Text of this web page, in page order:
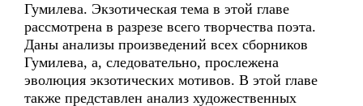
Гумилева. Экзотическая тема в этой главе
рассмотрена в разрезе всего творчества поэта.
Даны анализы произведений всех сборников
Гумилева, а, следовательно, прослежена
эволюция экзотических мотивов. В этой главе
также представлен анализ художественных